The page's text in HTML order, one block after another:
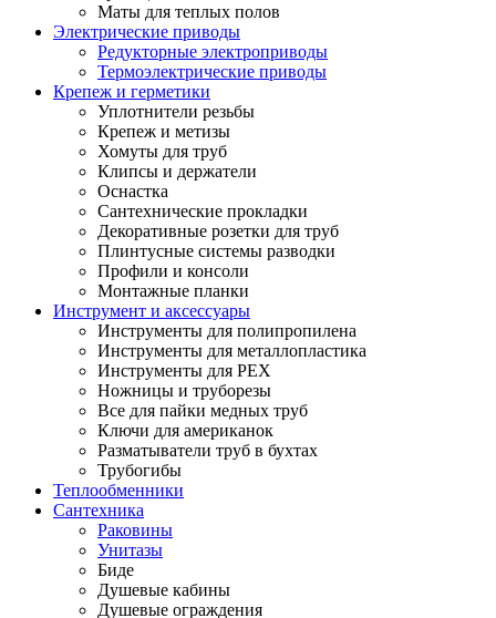
Маты для теплых полов
Электрические приводы
Редукторные электроприводы
Термоэлектрические приводы
Крепеж и герметики
Уплотнители резьбы
Крепеж и метизы
Хомуты для труб
Клипсы и держатели
Оснастка
Сантехнические прокладки
Декоративные розетки для труб
Плинтусные системы разводки
Профили и консоли
Монтажные планки
Инструмент и аксессуары
Инструменты для полипропилена
Инструменты для металлопластика
Инструменты для PEX
Ножницы и труборезы
Все для пайки медных труб
Ключи для американок
Разматыватели труб в бухтах
Трубогибы
Теплообменники
Сантехника
Раковины
Унитазы
Биде
Душевые кабины
Душевые ограждения